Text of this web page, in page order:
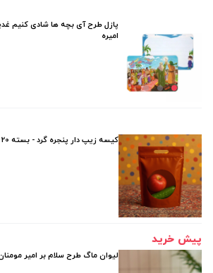
پازل طرح آی بچه ها شادی کنیم
امیره
کیسه زیپ دار پنجره گرد - بسته 20 عددی - قرمز - 20*30
پیش خرید
لیوان ماگ طرح سلام بر امیر